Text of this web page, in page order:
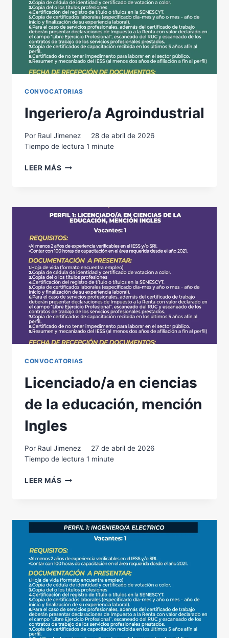
CONVOCATORIAS
Ingeriero/a Agroindustrial
Por Raul Jimenez
28 de abril de 2026
Tiempo de lectura 1 minute
LEER MÁS INGERIERO/A
CONVOCATORIAS
Licenciado/a en ciencias
de la educación, mención
Ingles
Por Raul Jimenez
27 de abril de 2026
Tiempo de lectura 1 minute
LEER MÁS LICENCIADO/A
LA
EDUCACIÓN,
MENCIÓN
INGLES